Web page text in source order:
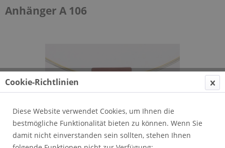
Anhänger A 106
Cookie-Richtlinien
Diese Website verwendet Cookies, um Ihnen die
bestmögliche Funktionalität bieten zu können. Wenn Sie
damit nicht einverstanden sein sollten, stehen Ihnen